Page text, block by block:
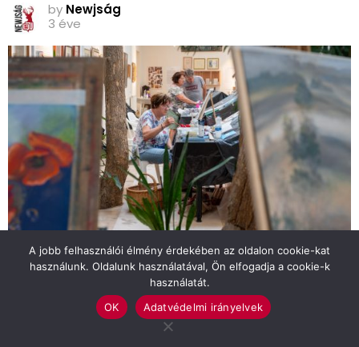
by Newjság
3 éve
Zajlik a munka a Ruzicskay alkotótáborban 2023. július 6-án.
(Fotó: Babák Zoltán)
“Nagykorú lett a tábor az idén”, fogalmazott Korbely
A jobb felhasználói élmény érdekében az oldalon cookie-kat
használunk. Oldalunk használatával, Ön elfogadja a cookie-k
használatát.
OK
Adatvédelmi irányelvek